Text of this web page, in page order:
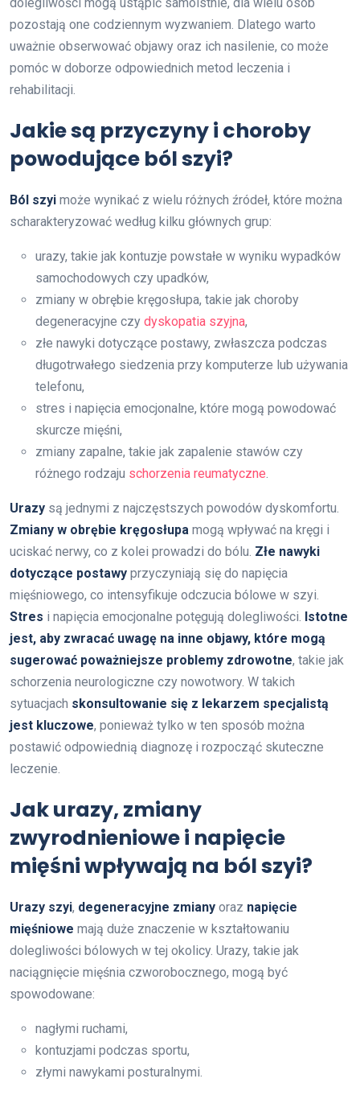
pozostają one codziennym wyzwaniem. Dlatego warto
uważnie obserwować objawy oraz ich nasilenie, co może
pomóc w doborze odpowiednich metod leczenia i
rehabilitacji.
Jakie są przyczyny i choroby
powodujące ból szyi?
Ból szyi może wynikać z wielu różnych źródeł, które można
scharakteryzować według kilku głównych grup:
urazy, takie jak kontuzje powstałe w wyniku wypadków
samochodowych czy upadków,
zmiany w obrębie kręgosłupa, takie jak choroby
degeneracyjne czy dyskopatia szyjna,
złe nawyki dotyczące postawy, zwłaszcza podczas
długotrwałego siedzenia przy komputerze lub używania
telefonu,
stres i napięcia emocjonalne, które mogą powodować
skurcze mięśni,
zmiany zapalne, takie jak zapalenie stawów czy
różnego rodzaju schorzenia reumatyczne.
Urazy są jednymi z najczęstszych powodów dyskomfortu.
Zmiany w obrębie kręgosłupa mogą wpływać na kręgi i
uciskać nerwy, co z kolei prowadzi do bólu. Złe nawyki
dotyczące postawy przyczyniają się do napięcia
mięśniowego, co intensyfikuje odczucia bólowe w szyi.
Stres i napięcia emocjonalne potęgują dolegliwości. Istotne
jest, aby zwracać uwagę na inne objawy, które mogą
sugerować poważniejsze problemy zdrowotne, takie jak
schorzenia neurologiczne czy nowotwory. W takich
sytuacjach skonsultowanie się z lekarzem specjalistą
jest kluczowe, ponieważ tylko w ten sposób można
postawić odpowiednią diagnozę i rozpocząć skuteczne
leczenie.
Jak urazy, zmiany
zwyrodnieniowe i napięcie
mięśni wpływają na ból szyi?
Urazy szyi, degeneracyjne zmiany oraz napięcie
mięśniowe mają duże znaczenie w kształtowaniu
dolegliwości bólowych w tej okolicy. Urazy, takie jak
naciągnięcie mięśnia czworobocznego, mogą być
spowodowane:
nagłymi ruchami,
kontuzjami podczas sportu,
złymi nawykami posturalnymi.